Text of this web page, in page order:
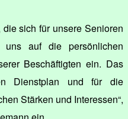
die sich für unsere Senioren
auf die persönlichen
Beschäftigten ein. Das
Dienstplan und für die
Stärken und Interessen“,